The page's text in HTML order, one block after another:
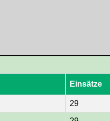
Einsätze
29